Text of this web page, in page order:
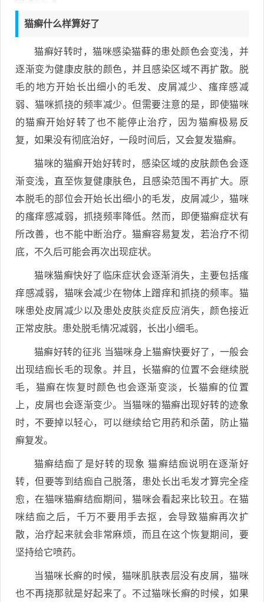
猫癣什么样算好了
猫癣好转时，猫咪感染猫藓的患处颜色会变浅，并
逐渐变为健康皮肤的颜色，并且感染区域不再扩散。脱
毛的地方开始长出细小的毛发、皮屑减少、瘙痒感减
弱、猫咪抓挠的频率减少。但需要注意的是，即使猫咪
的猫癣开始好转了也不能停止治疗，因为猫癣极易反
复，如果没有彻底治好，一段时间后，又会复发猫癣。
猫咪的猫癣开始好转时，感染区域的皮肤颜色会逐
渐变浅，直至恢复健康肤色，且感染范围不再扩大。原
本脱毛的部位会开始长出细小的毛发，皮屑减少，猫咪
的瘙痒感减弱，抓挠频率降低。然而，即便猫癣症状有
所改善，也不能中断治疗。猫癣容易复发，若治疗不彻
底，不久后可能会再次出现症状。
猫咪猫癣快好了临床症状会逐渐消失，主要包括瘙
痒感减弱，猫咪会减少在物体上蹭痒和抓挠的频率。猫
咪患处皮屑减少以及患处皮肤炎症反应消失，颜色接近
正常皮肤。患处脱毛情况减弱，长出小细毛。
猫癣好转的征兆 当猫咪身上猫癣快要好了，一般会
出现结痂长毛的现象。并且，长猫癣的位置不会继续脱
毛，猫癣在恢复时颜色也会逐渐变淡，长猫癣的位置
上，皮屑也会逐渐变少。当猫咪的猫癣出现好转的迹象
时，不要掉以轻心，可以继续给它用药和杀菌，防止猫
癣复发。
猫癣结痂了是好转的现象 猫癣结痂说明在逐渐好
转，但要等到结痂自己脱落，患处长出毛发才算完全痊
愈，在猫咪猫癣结痂期间，猫咪会看起来比较丑。在猫
咪结痂之后，千万不要用手去抠，会导致猫癣再次扩
散，治疗起来就会非常麻烦，而且在这个恢复期间，要
坚持给它喷药。
当猫咪长癣的时候，猫咪肌肤表层没有皮屑，猫咪
也不再挠那就是好起来了。不过猫咪长癣的时候，如果